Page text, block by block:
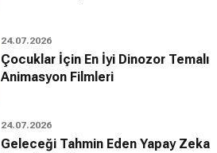
24.07.2026
Çocuklar İçin En İyi Dinozor Temalı
Animasyon Filmleri
24.07.2026
Geleceği Tahmin Eden Yapay Zeka